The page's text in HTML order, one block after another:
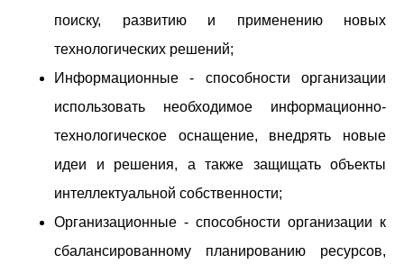
поиску, развитию и применению новых
технологических решений;
Информационные - способности организации
использовать необходимое информационно-
технологическое оснащение, внедрять новые
идеи и решения, а также защищать объекты
интеллектуальной собственности;
Организационные - способности организации к
сбалансированному планированию ресурсов,